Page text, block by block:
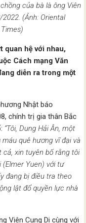
của bà là ông Viên
(Ảnh: Oriental
quan hệ với nhau,
Cách mạng Văn
diễn ra trong một
Nhật báo
chính trị gia thân Bắc
“Tôi, Dung Hải Ân, một
quê hương vĩ đại và
xin tuyên bố rằng tôi
(Elmer Yuen) với tư
đang bị điều tra theo
lật đổ quyền lực nhà
Viên Cung Di cùng với